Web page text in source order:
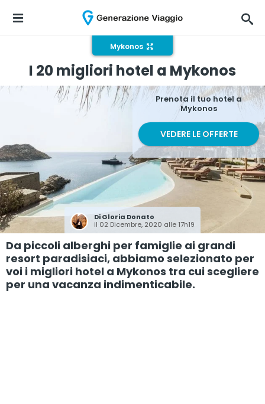
Mykonos
I 20 migliori hotel a Mykonos
DiGloria Donato
il 02 Dicembre, 2020 alle 17h19
Prenota il tuo hotel a
Mykonos
VEDERE LE OFFERTE
Da piccoli alberghi per famiglie ai grandi
resort paradisiaci, abbiamo selezionato per
voi i migliori hotel a Mykonos tra cui scegliere
per una vacanza indimenticabile.